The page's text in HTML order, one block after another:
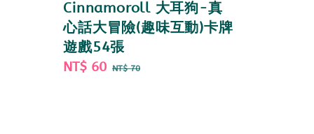
Cinnamoroll 大耳狗-真
心話大冒險(趣味互動)卡牌
遊戲54張
Sale
NT$ 60 Regular
NT$ 70